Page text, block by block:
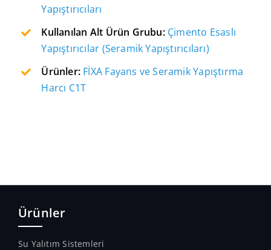
Yapıştırıcıları
Kullanılan Alt Ürün Grubu: Çimento Esaslı
Yapıştırıcılar (Seramik Yapıştırıcıları)
Ürünler: FİXA Fayans ve Seramik Yapıştırma
Harcı C1T
Ürünler
Su Yalıtım Sistemleri